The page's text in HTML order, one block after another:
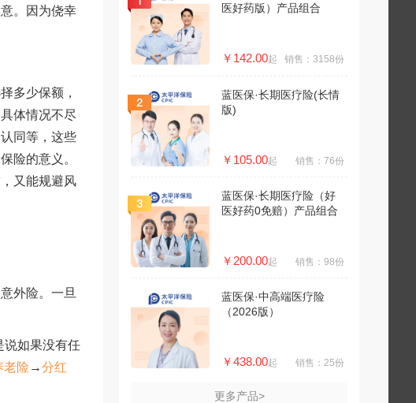
。因为侥幸
多少保额，
体情况不尽
同等，这些
险的意义。
又能规避风
外险。一旦
说如果没有任
老险 →分红
医好药版）产品组合
￥142.00起 销售：3158份
蓝医保·长期医疗险(长情
版)
￥105.00起 销售：76份
蓝医保·长期医疗险（好
医好药0免赔）产品组合
￥200.00起 销售：98份
蓝医保·中高端医疗险
（2026版）
￥438.00起 销售：25份
更多产品>